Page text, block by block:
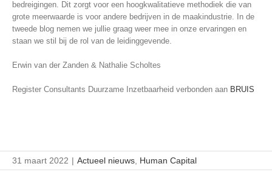
bedreigingen. Dit zorgt voor een hoogkwalitatieve methodiek die van
grote meerwaarde is voor andere bedrijven in de maakindustrie. In de
tweede blog nemen we jullie graag weer mee in onze ervaringen en
staan we stil bij de rol van de leidinggevende.
Erwin van der Zanden & Nathalie Scholtes
Register Consultants Duurzame Inzetbaarheid verbonden aan BRUIS
31 maart 2022 | Actueel nieuws Human Capital